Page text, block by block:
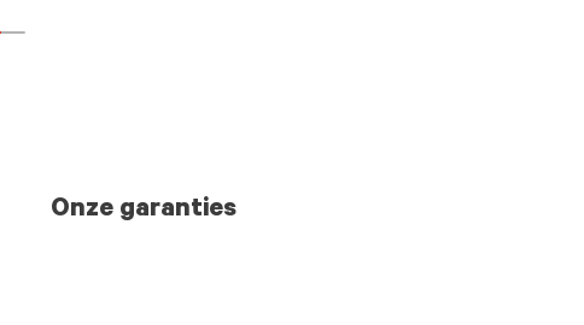
Onze garanties